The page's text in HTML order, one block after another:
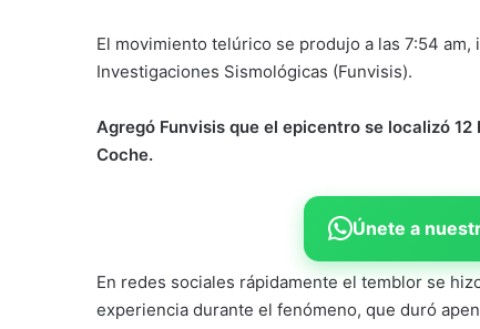
El movimiento telúrico se produjo a las 7:54
Investigaciones Sismológicas (Funvisis).
Agregó Funvisis que el epicentro se localizó
Coche.
Únete a
En redes sociales rápidamente el temblor se
experiencia durante el fenómeno, que duró